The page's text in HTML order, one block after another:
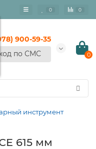
0 0
900-59-35
по СМС
0
инструмент
615 мм